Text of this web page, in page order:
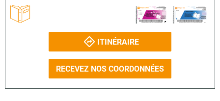
ITINÉRAIRE
RECEVEZ NOS COORDONNÉES